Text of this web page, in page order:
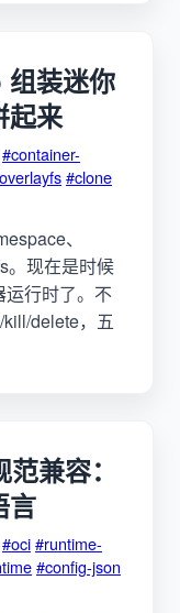
组装迷你
起来
#container-
#clone
、
。现在是时候
行时了。不
delete，五
兼容：
言
#oci#runtime-
#config-json